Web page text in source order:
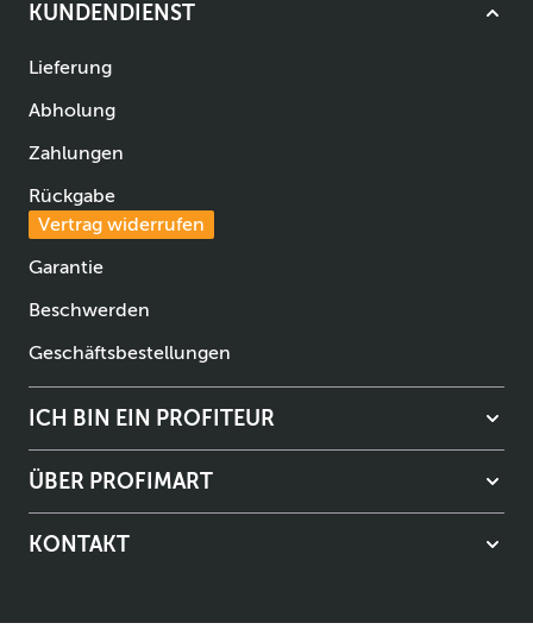
KUNDENDIENST
Lieferung
Abholung
Zahlungen
Rückgabe
Vertrag widerrufen
Garantie
Beschwerden
Geschäftsbestellungen
ICH BIN EIN PROFITEUR
ÜBER PROFIMART
KONTAKT